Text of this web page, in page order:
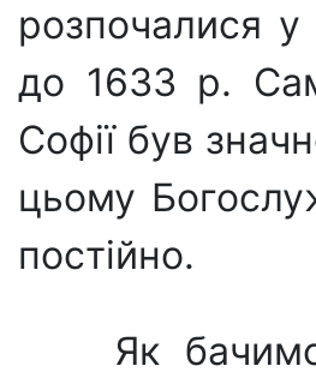
розпочалися
до 1633 р.
Софії був
цьому
по­стійно.
Як